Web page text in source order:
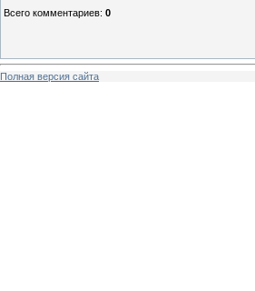
Всего комментариев: 0
Полная версия сайта